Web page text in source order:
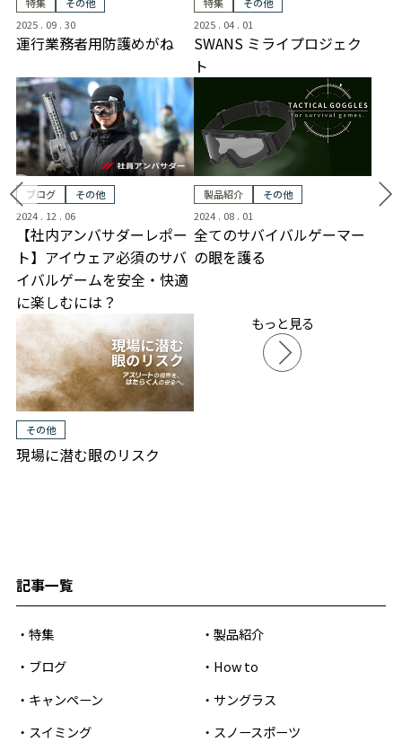
2025 . 09 . 30
運行業務者用防護めがね
2025 . 04 . 01
SWANS ミライプロジェク
ト
ブログ
その他
2024 . 12 . 06
【社内アンバサダーレポー
ト】アイウェア必須のサバ
イバルゲームを安全・快適
に楽しむには？
製品紹介
その他
2024 . 08 . 01
全てのサバイバルゲーマー
の眼を護る
その他
現場に潜む眼のリスク
もっと見る
記事一覧
特集
製品紹介
ブログ
How to
キャンペーン
サングラス
スイミング
スノースポーツ